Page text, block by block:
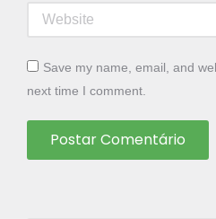
Website
Save my name, email, and
next time I comment.
Postar Comentário